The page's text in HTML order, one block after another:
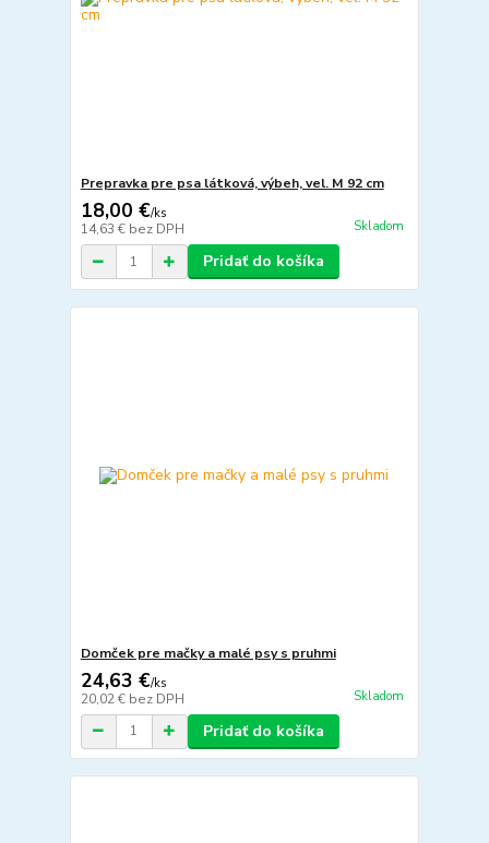
Prepravka pre psa látková, výbeh, vel. M 92 cm
18,00 €/ks
14,63 € bez DPH Skladom
Pridať do košíka
Domček pre mačky a malé psy s pruhmi
24,63 €/ks
20,02 € bez DPH Skladom
Pridať do košíka